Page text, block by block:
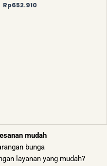
Rp652.910
mudah
bunga
layanan yang mudah?